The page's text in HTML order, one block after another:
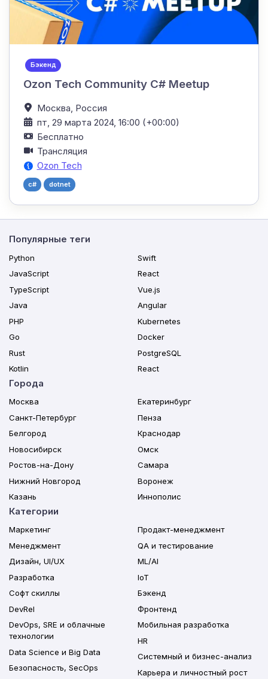
Бэкенд
Ozon Tech Community C# Meetup
Москва, Россия
пт, 29 марта 2024, 16:00 (+00:00)
Бесплатно
Трансляция
Ozon Tech
c# dotnet
Популярные теги
Python
JavaScript
TypeScript
Java
PHP
Go
Rust
Kotlin
Swift
React
Vue.js
Angular
Kubernetes
Docker
PostgreSQL
React
Города
Москва
Санкт-Петербург
Белгород
Новосибирск
Ростов-на-Дону
Нижний Новгород
Казань
Екатеринбург
Пенза
Краснодар
Омск
Самара
Воронеж
Иннополис
Категории
Маркетинг
Менеджмент
Дизайн, UI/UX
Разработка
Софт скиллы
DevRel
DevOps, SRE и облачные
технологии
Data Science и Big Data
Безопасность, SecOps
Продакт-менеджмент
QA и тестирование
ML/AI
IoT
Бэкенд
Фронтенд
Мобильная разработка
HR
Системный и бизнес-анализ
Карьера и личностный рост